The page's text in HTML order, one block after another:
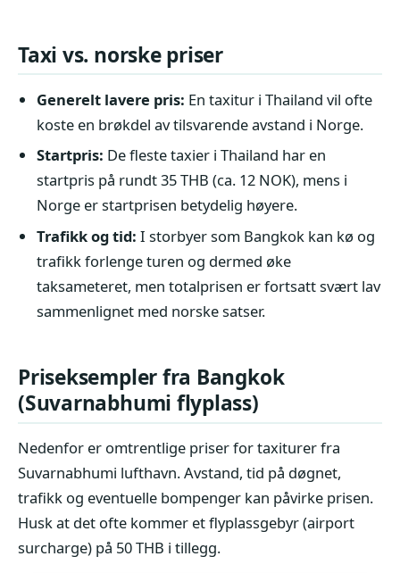
Taxi vs. norske priser
Generelt lavere pris: En taxitur i Thailand vil ofte
koste en brøkdel av tilsvarende avstand i Norge.
Startpris: De fleste taxier i Thailand har en
startpris på rundt 35 THB (ca. 12 NOK), mens i
Norge er startprisen betydelig høyere.
Trafikk og tid: I storbyer som Bangkok kan kø og
trafikk forlenge turen og dermed øke
taksameteret, men totalprisen er fortsatt svært lav
sammenlignet med norske satser.
Priseksempler fra Bangkok
(Suvarnabhumi flyplass)
Nedenfor er omtrentlige priser for taxiturer fra
Suvarnabhumi lufthavn. Avstand, tid på døgnet,
trafikk og eventuelle bompenger kan påvirke prisen.
Husk at det ofte kommer et flyplassgebyr (airport
surcharge) på 50 THB i tillegg.